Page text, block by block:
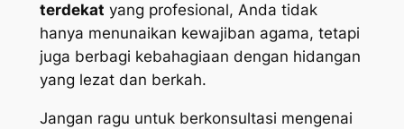
terdekat yang profesional, Anda tidak
hanya menunaikan kewajiban agama, tetapi
juga berbagi kebahagiaan dengan hidangan
yang lezat dan berkah.
Jangan ragu untuk berkonsultasi mengenai